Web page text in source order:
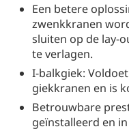
Een betere
zwenkkranen
sluiten op de lay-
te verlagen.
I-balkgiek:
giekkranen en is
Betrouwbare
geïnstalleerd en